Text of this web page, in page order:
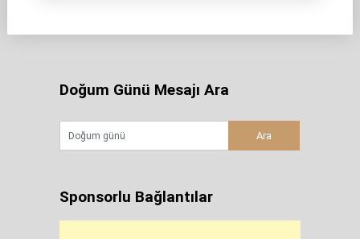
Doğum Günü Mesajı Ara
Sponsorlu Bağlantılar